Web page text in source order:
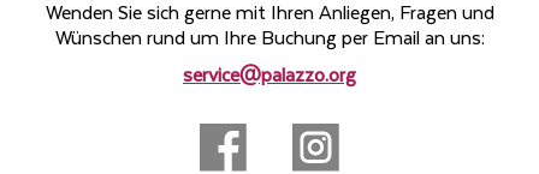
Wenden Sie sich gerne mit Ihren Anliegen, Fragen und
Wünschen rund um Ihre Buchung per Email an uns:
service@palazzo.org